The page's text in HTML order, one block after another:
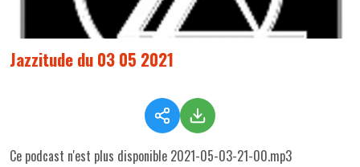
Jazzitude du 03 05 2021
Ce podcast n'est plus disponible 2021-05-03-21-00.mp3